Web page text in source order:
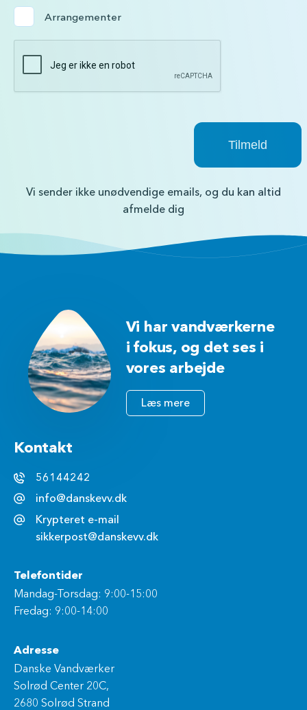
Arrangementer
Vi sender ikke unødvendige emails, og du kan altid
afmelde dig
Vi har vandværkerne
i fokus, og det ses i
vores arbejde
Læs mere
Kontakt
56144242
info@danskevv.dk
Krypteret e-mail
sikkerpost@danskevv.dk
Telefontider
Mandag-Torsdag: 9:00-15:00
Fredag: 9:00-14:00
Adresse
Danske Vandværker
Solrød Center 20C,
2680 Solrød Strand